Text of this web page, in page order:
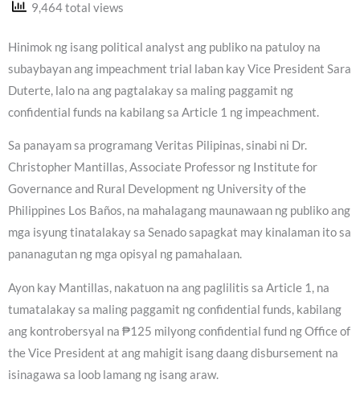
9,464 total views
Hinimok ng isang political analyst ang publiko na patuloy na
subaybayan ang impeachment trial laban kay Vice President Sara
Duterte, lalo na ang pagtalakay sa maling paggamit ng
confidential funds na kabilang sa Article 1 ng impeachment.
Sa panayam sa programang Veritas Pilipinas, sinabi ni Dr.
Christopher Mantillas, Associate Professor ng Institute for
Governance and Rural Development ng University of the
Philippines Los Baños, na mahalagang maunawaan ng publiko ang
mga isyung tinatalakay sa Senado sapagkat may kinalaman ito sa
pananagutan ng mga opisyal ng pamahalaan.
Ayon kay Mantillas, nakatuon na ang paglilitis sa Article 1, na
tumatalakay sa maling paggamit ng confidential funds, kabilang
ang kontrobersyal na ₱125 milyong confidential fund ng Office of
the Vice President at ang mahigit isang daang disbursement na
isinagawa sa loob lamang ng isang araw.